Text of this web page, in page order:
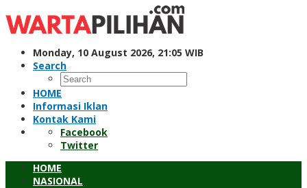
to
content
Monday, 10 August 2026, 21:05 WIB
Search
HOME
Informasi Iklan
Kontak Kami
Facebook
Twitter
HOME
NASIONAL